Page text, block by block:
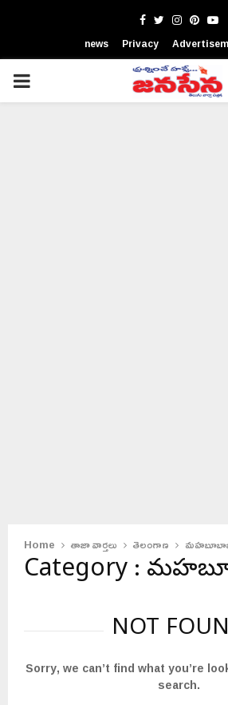
Facebook
TwitterInstagram
news Privacy
PRIMARY
Home తాజా వార్తలు తెలంగాణ
Category :
NOT
Sorry, we can’t find what you’re
search.